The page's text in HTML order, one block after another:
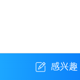
感兴趣